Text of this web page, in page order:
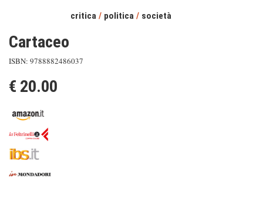
critica / politica / società
Cartaceo
ISBN: 9788882486037
€ 20.00